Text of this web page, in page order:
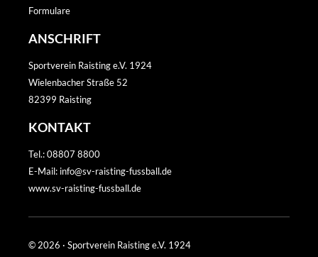
Formulare
ANSCHRIFT
Sportverein Raisting e.V. 1924
Wielenbacher Straße 52
82399 Raisting
KONTAKT
Tel.: 08807 8800
E-Mail: info@sv-raisting-fussball.de
www.sv-raisting-fussball.de
© 2026 · Sportverein Raisting e.V. 1924